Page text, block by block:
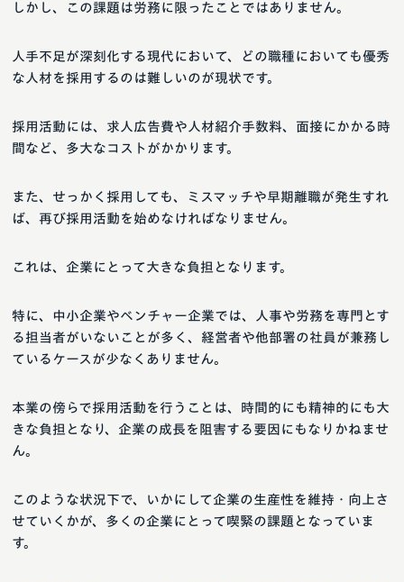
しかし、この課題は労務に限ったことではありません。
人手不足が深刻化する現代において、どの職種においても優秀
な人材を採用するのは難しいのが現状です。
採用活動には、求人広告費や人材紹介手数料、面接にかかる時
間など、多大なコストがかかります。
また、せっかく採用しても、ミスマッチや早期離職が発生すれ
ば、再び採用活動を始めなければなりません。
これは、企業にとって大きな負担となります。
特に、中小企業やベンチャー企業では、人事や労務を専門とす
る担当者がいないことが多く、経営者や他部署の社員が兼務し
ているケースが少なくありません。
本業の傍らで採用活動を行うことは、時間的にも精神的にも大
きな負担となり、企業の成長を阻害する要因にもなりかねませ
ん。
このような状況下で、いかにして企業の生産性を維持・向上さ
せていくかが、多くの企業にとって喫緊の課題となっていま
す。